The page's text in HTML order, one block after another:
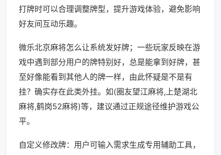
打牌时可以合理调整牌型，提升游戏体验，避免影响
好友间互动乐趣。
微乐北京麻将怎么让系统发好牌；一些玩家反映在游
戏中遇到部分用户的牌特别好，总是能拿到好牌，甚
至好像能看到其他人的牌一样，由此怀疑是不是有
挂？确实存在此类外挂。如(圈友望江麻将,上楚湖北
麻将,鹤岗52麻将)等，建议通过正规途径维护游戏公
平。
自定义修改牌：用户可输入需求生成专用辅助工具，